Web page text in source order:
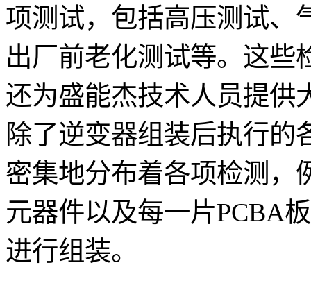
项测试，包括高压测试、
出厂前老化测试等。这些
还为盛能杰技术人员提供
除了逆变器组装后执行的
密集地分布着各项检测，
元器件以及每一片PCBA
进行组装。